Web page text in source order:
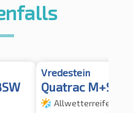
Vredestein
Quatrac M+S
Allwetterreifen